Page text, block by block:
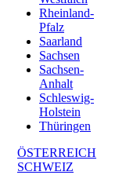
Rheinland-
Pfalz
Saarland
Sachsen
Sachsen-
Anhalt
Schleswig-
Holstein
Thüringen
ÖSTERREICH
SCHWEIZ